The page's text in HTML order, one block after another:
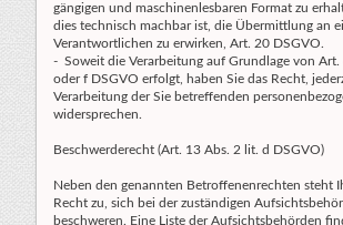
gängigen und maschinenlesbaren Format zu
dies technisch machbar ist, die Übermittlung an
Verantwortlichen zu erwirken, Art. 20 DSGVO.
- Soweit die Verarbeitung auf Grundlage von Art.
oder f DSGVO erfolgt, haben Sie das Recht,
Verarbeitung der Sie betreffenden
widersprechen.
Beschwerderecht (Art. 13 Abs. 2 lit. d DSGVO)
Neben den genannten Betroffenenrechten steht
Recht zu, sich bei der zuständigen
beschweren. Eine Liste der Aufsichtsbehörden